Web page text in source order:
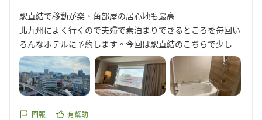
スの向上に努めてまいります。
またお迎えできます日を、スタッフ一同心よりお待ち申
し上げております。
宿泊支配人
駅直結で移動が楽、角部屋の居心地も最高
北九州によく行くので夫婦で素泊まりできるところを毎回い
ろんなホテルに予約します。今回は駅直結のこちらで少し贅
沢に角部屋のプランにしてみました。本当に移動が楽で(笑)
駅ビルの飲食店はフロントすぐ下の階だし、商店街も歩いて
すぐ散策できて、またすぐ戻りやすいのが駅ビルホテルの良
する時はフロントでまた手続きするので気軽に声かけてくだ
回報 有幫助